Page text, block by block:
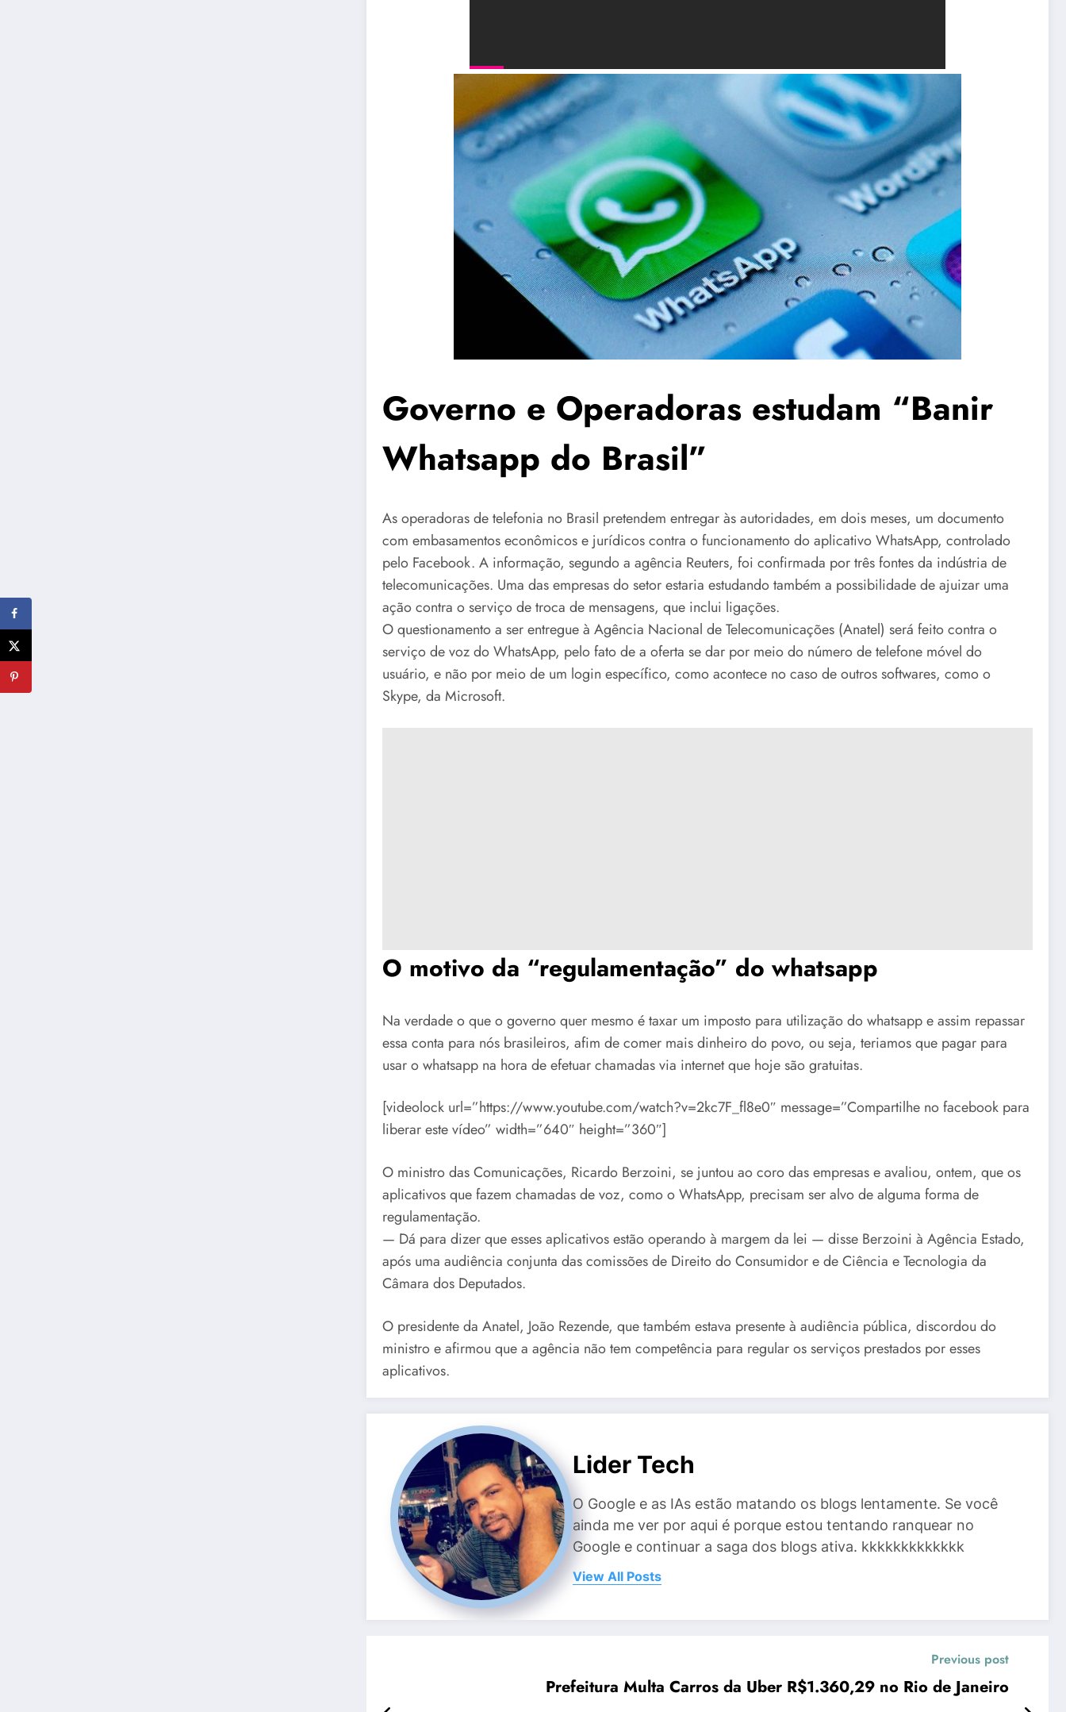
Governo e Operadoras estudam “Banir
Whatsapp do Brasil”
As operadoras de telefonia no Brasil pretendem entregar às autoridades, em dois meses, um documento
com embasamentos econômicos e jurídicos contra o funcionamento do aplicativo WhatsApp, controlado
pelo Facebook. A informação, segundo a agência Reuters, foi confirmada por três fontes da indústria de
telecomunicações. Uma das empresas do setor estaria estudando também a possibilidade de ajuizar uma
ação contra o serviço de troca de mensagens, que inclui ligações.
O questionamento a ser entregue à Agência Nacional de Telecomunicações (Anatel) será feito contra o
serviço de voz do WhatsApp, pelo fato de a oferta se dar por meio do número de telefone móvel do
usuário, e não por meio de um login específico, como acontece no caso de outros softwares, como o
Skype, da Microsoft.
O motivo da “regulamentação” do whatsapp
Na verdade o que o governo quer mesmo é taxar um imposto para utilização do whatsapp e assim repassar
essa conta para nós brasileiros, afim de comer mais dinheiro do povo, ou seja, teriamos que pagar para
usar o whatsapp na hora de efetuar chamadas via internet que hoje são gratuitas.
[videolock url=”https://www.youtube.com/watch?v=2kc7F_fl8e0″ message=”Compartilhe no facebook para
liberar este vídeo” width=”640″ height=”360″]
O ministro das Comunicações, Ricardo Berzoini, se juntou ao coro das empresas e avaliou, ontem, que os
aplicativos que fazem chamadas de voz, como o WhatsApp, precisam ser alvo de alguma forma de
regulamentação.
— Dá para dizer que esses aplicativos estão operando à margem da lei — disse Berzoini à Agência Estado,
após uma audiência conjunta das comissões de Direito do Consumidor e de Ciência e Tecnologia da
Câmara dos Deputados.
O presidente da Anatel, João Rezende, que também estava presente à audiência pública, discordou do
ministro e afirmou que a agência não tem competência para regular os serviços prestados por esses
aplicativos.
Lider Tech
O Google e as IAs estão matando os blogs lentamente. Se você
ainda me ver por aqui é porque estou tentando ranquear no
Google e continuar a saga dos blogs ativa. kkkkkkkkkkkkk
View All Posts
Previous post
Prefeitura Multa Carros da Uber R$1.360,29 no Rio de Janeiro